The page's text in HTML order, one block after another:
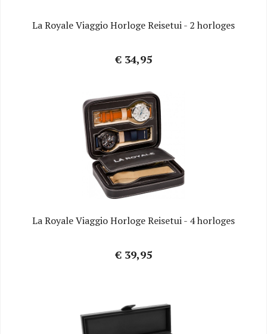
La Royale Viaggio Horloge Reisetui - 2 horloges
€ 34,95
La Royale Viaggio Horloge Reisetui - 4 horloges
€ 39,95